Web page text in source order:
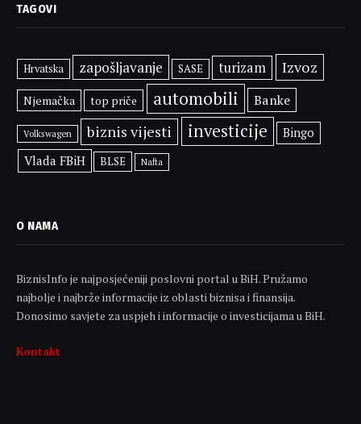
TAGOVI
Hrvatska zapošljavanje SASE turizam Izvoz
Njemačka top priče automobili Banke
Volkswagen biznis vijesti investicije Bingo
Vlada FBiH BLSE Nafta
O NAMA
BiznisInfo je najposjećeniji poslovni portal u BiH. Pružamo
najbolje i najbrže informacije iz oblasti biznisa i finansija.
Donosimo savjete za uspjeh i informacije o investicijama u BiH.
Kontakt